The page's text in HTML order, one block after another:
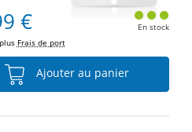
€
Frais de port
En stock
Ajouter au panier